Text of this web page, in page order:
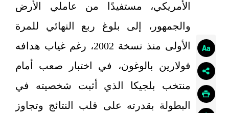
الأمريكي، مستفيدًا من عاملي الأرض
والجمهور، إلى بلوغ ربع النهائي للمرة
الأولى منذ نسخة 2002، رغم غياب هدافه
فولارين بالوغون، في اختبار صعب أمام
منتخب بلجيكا الذي أثبت شخصيته في
البطولة بقدرته على قلب النتائج وتجاوز